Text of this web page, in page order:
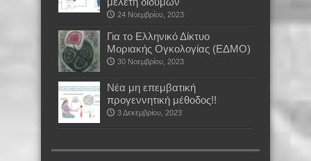
24 Νοεμβρίου, 2023
Για το Ελληνικό Δίκτυο
Μοριακής Ογκολογίας (ΕΔΜΟ)
30 Νοεμβρίου, 2023
Νέα μη επεμβατική
προγεννητική μέθοδος!!
3 Δεκεμβρίου, 2023